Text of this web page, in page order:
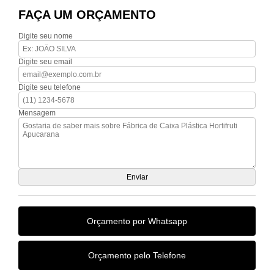
FAÇA UM ORÇAMENTO
Digite seu nome
Digite seu email
Digite seu telefone
Mensagem
Orçamento por Whatsapp
Orçamento pelo Telefone